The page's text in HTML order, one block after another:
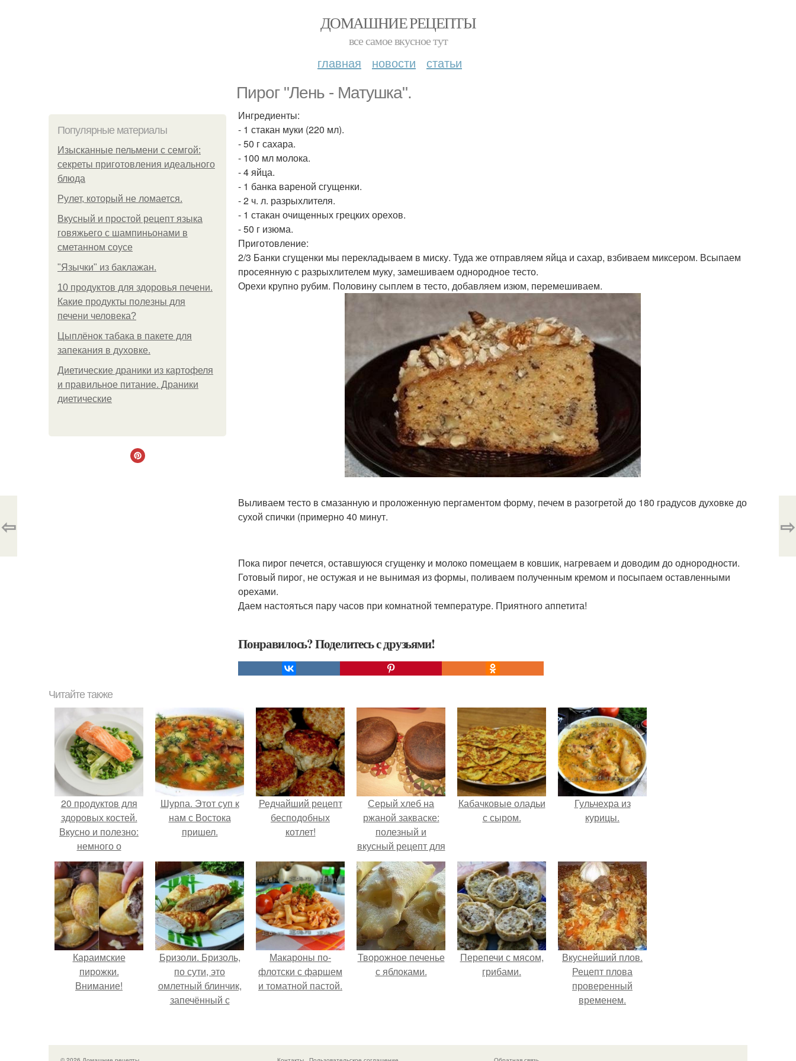
ДОМАШНИЕ РЕЦЕПТЫ
все самое вкусное тут
главная новости статьи
Пирог "Лень - Матушка".
Популярные материалы
Изысканные пельмени с семгой:
секреты приготовления идеального
блюда
Рулет, который не ломается.
Вкусный и простой рецепт языка
говяжьего с шампиньонами в
сметанном соусе
"Язычки" из баклажан.
10 продуктов для здоровья печени.
Какие продукты полезны для
печени человека?
Цыплёнок табака в пакете для
запекания в духовке.
Диетические драники из картофеля
и правильное питание. Драники
диетические
Ингредиенты:
- 1 стакан муки (220 мл).
- 50 г сахара.
- 100 мл молока.
- 4 яйца.
- 1 банка вареной сгущенки.
- 2 ч. л. разрыхлителя.
- 1 стакан очищенных грецких орехов.
- 50 г изюма.
Приготовление:
2/3 Банки сгущенки мы перекладываем в миску. Туда же отправляем яйца и сахар, взбиваем миксером. Всыпаем
просеянную с разрыхлителем муку, замешиваем однородное тесто.
Орехи крупно рубим. Половину сыплем в тесто, добавляем изюм, перемешиваем.
Выливаем тесто в смазанную и проложенную пергаментом форму, печем в разогретой до 180 градусов духовке до
сухой спички (примерно 40 минут.
Пока пирог печется, оставшуюся сгущенку и молоко помещаем в ковшик, нагреваем и доводим до однородности.
Готовый пирог, не остужая и не вынимая из формы, поливаем полученным кремом и посыпаем оставленными
орехами.
Даем настояться пару часов при комнатной температуре. Приятного аппетита!
Понравилось? Поделитесь с друзьями!
⇦ ⇨
Читайте также
20 продуктов для
здоровых костей.
Вкусно и полезно:
немного о
правильном
питании
Шурпа. Этот суп к
нам с Востока
пришел.
Редчайший рецепт
бесподобных
котлет!
Серый хлеб на
ржаной закваске:
полезный и
вкусный рецепт для
здоровья
Кабачковые оладьи
с сыром.
Гульчехра из
курицы.
Караимские
пирожки.
Внимание!
Бризоли. Бризоль,
по сути, это
омлетный блинчик,
запечённый с
Макароны по-
флотски с фаршем
и томатной пастой.
Творожное печенье
с яблоками.
Перепечи с мясом,
грибами.
Вкуснейший плов.
Рецепт плова
проверенный
временем.